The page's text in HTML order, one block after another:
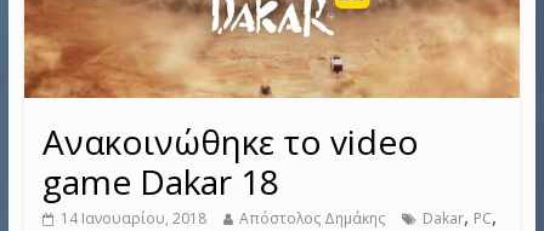
Ανακοινώθηκε το video
game Dakar 18
14 Ιανουαρίου, 2018 Απόστολος Δημάκης Dakar, PC,